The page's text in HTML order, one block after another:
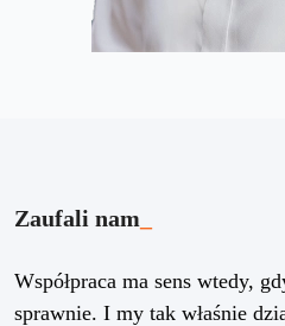
Zaufali nam
Współpraca ma sens wtedy,
sprawnie. I my tak właśnie